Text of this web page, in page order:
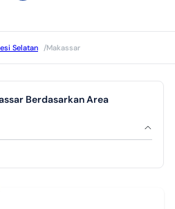
Selatan /Makassar
Berdasarkan Area